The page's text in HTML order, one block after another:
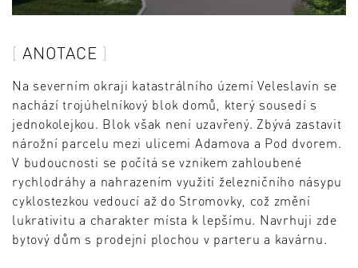
ANOTACE
Na severním okraji katastrálního území Veleslavín se
nachází trojúhelníkový blok domů, který sousedí s
jednokolejkou. Blok však není uzavřený. Zbývá zastavit
nárožní parcelu mezi ulicemi Adamova a Pod dvorem.
V budoucnosti se počítá se vznikem zahloubené
rychlodráhy a nahrazením využití železničního násypu
cyklostezkou vedoucí až do Stromovky, což změní
lukrativitu a charakter místa k lepšímu. Navrhuji zde
bytový dům s prodejní plochou v parteru a kavárnu.